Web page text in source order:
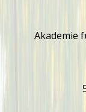
Akademie